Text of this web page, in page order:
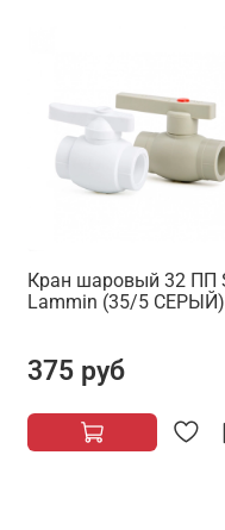
Кран шаровый 32 ПП
Lammin (35/5 СЕРЫЙ)
375 руб